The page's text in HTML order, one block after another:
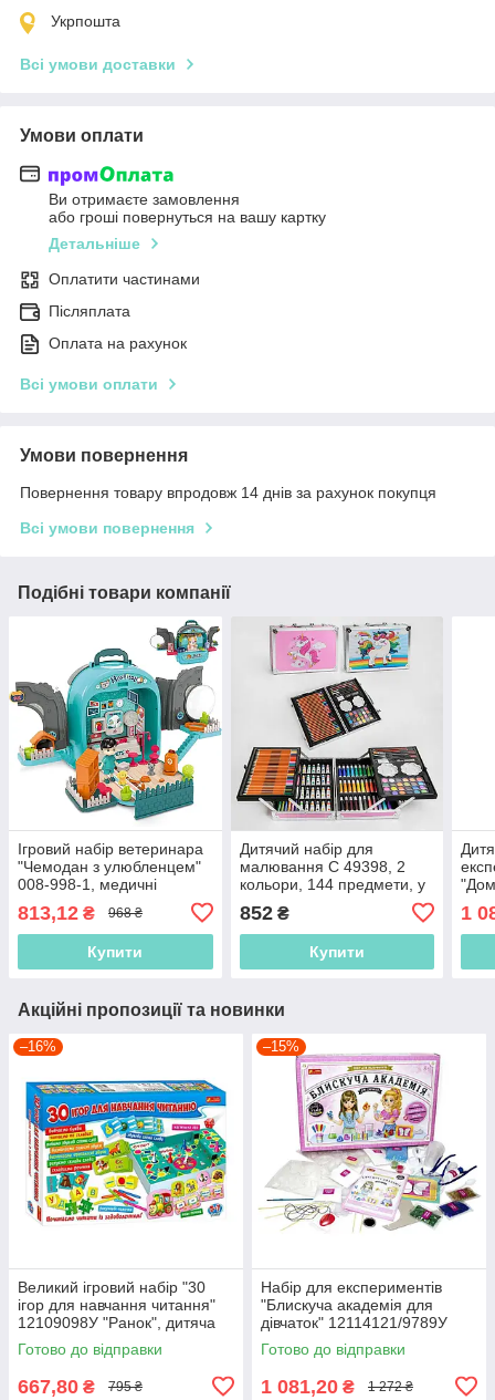
Укрпошта
Всі умови доставки
Умови оплати
Ви отримаєте замовлення
або гроші повернуться на вашу картку
Детальніше
Оплатити частинами
Післяплата
Оплата на рахунок
Всі умови оплати
Умови повернення
Повернення товару впродовж 14 днів за рахунок покупця
Всі умови повернення
Подібні товари компанії
Ігровий набір ветеринара
"Чемодан з улюбленцем"
008-998-1, медичні
813,12 ₴ 968 ₴
Купити
Дитячий набір для
малювання C 49398, 2
кольори, 144 предмети, у
852₴
Купити
1
Акційні пропозиції та новинки
–16%
Великий ігровий набір "30
ігор для навчання читання"
12109098У "Ранок", дитяча
творчість
Готово до відправки
667,80 ₴ 795 ₴
–15%
Набір для експериментів
"Блискуча академія для
дівчаток" 12114121/9789У
"Ранок"
Готово до відправки
1 081,20 ₴ 1 272 ₴